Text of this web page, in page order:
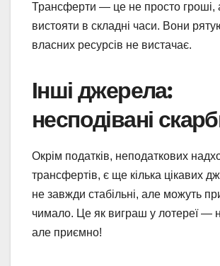
Трансферти — це не просто гроші,
вистояти в складні часи. Вони
власних ресурсів не вистачає.
Інші джерела:
несподівані
Окрім податків, неподаткових
трансфертів, є ще кілька цікавих
не завжди стабільні, але можуть
чимало. Це як виграш у лотереї —
але приємно!